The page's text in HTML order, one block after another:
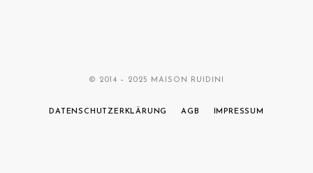
© 2014 – 2025 MAISON RUIDINI
DATENSCHUTZERKLÄRUNG AGB IMPRESSUM